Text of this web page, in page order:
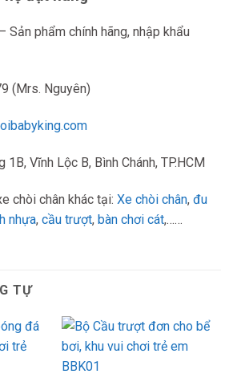
Sản phẩm chính hãng, nhập khẩu
(Mrs. Nguyên)
Vĩnh Lộc B, Bình Chánh, TP.HCM
chòi chân khác tại: Xe chòi chân, đu
nhựa, cầu trượt, bàn chơi cát,……
TỰ